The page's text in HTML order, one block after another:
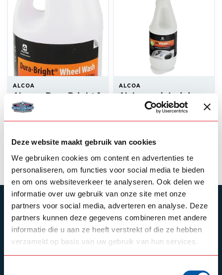
Deze website maakt gebruik van cookies
We gebruiken cookies om content en advertenties te
personaliseren, om functies voor social media te bieden
en om ons websiteverkeer te analyseren. Ook delen we
informatie over uw gebruik van onze site met onze
partners voor social media, adverteren en analyse. Deze
partners kunnen deze gegevens combineren met andere
informatie die u aan ze heeft verstrekt of die ze hebben
verzameld op basis van uw gebruik van hun services.
ALCOA
Alcoa – Dura Bright 1
Liter
ALCOA
Alclean wielreiniger
ABONNEER JE OP ONZE NIEUWSBRIEF
Blijf op de hoogte over onze laatste acties